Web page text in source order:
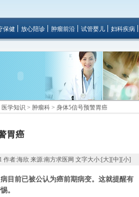
保健 放心陪诊 肿瘤前沿 试管婴儿 妇科疾病
医学知识 > 肿瘤科 > 身体5信号预警胃癌
胃癌
作者:海欣 来源:南方求医网 文字大小:[大][中][小]
目前已被公认为癌前期病变。这就提醒有
。